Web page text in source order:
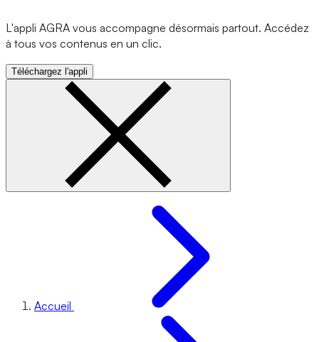
L'appli AGRA vous accompagne désormais partout. Accédez
à tous vos contenus en un clic.
Téléchargez l'appli
Accueil